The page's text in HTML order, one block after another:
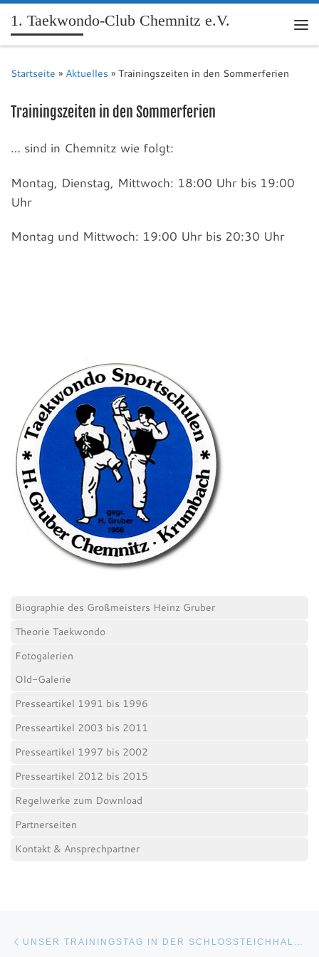
1. Taekwondo-Club Chemnitz e.V.
Startseite » Aktuelles » Trainingszeiten in den Sommerferien
Trainingszeiten in den Sommerferien
… sind in Chemnitz wie folgt:
Montag, Dienstag, Mittwoch: 18:00 Uhr bis 19:00
Uhr
Montag und Mittwoch: 19:00 Uhr bis 20:30 Uhr
Biographie des Großmeisters Heinz Gruber
Theorie Taekwondo
Fotogalerien
Old-Galerie
Presseartikel 1991 bis 1996
Presseartikel 2003 bis 2011
Presseartikel 1997 bis 2002
Presseartikel 2012 bis 2015
Regelwerke zum Download
Partnerseiten
Kontakt & Ansprechpartner